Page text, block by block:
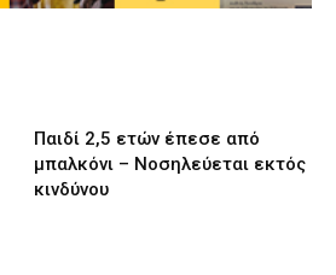
Παιδί 2,5 ετών έπεσε από
μπαλκόνι – Νοσηλεύεται εκτός
κινδύνου